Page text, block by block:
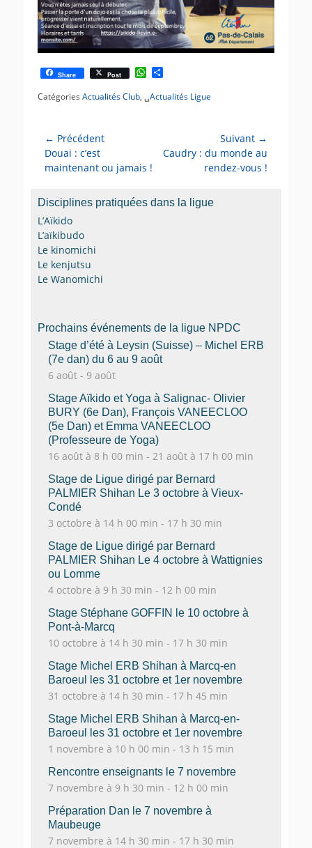
Share Post W
h
a
t
r
r
Catégories Actualités Club, ␣Actualités Ligue
Navigation
de
l’article
← Précédent
Article
précédent :
Douai : c’est
maintenant ou jamais !
Suivant →
Article
Caudry : du monde au
rendez-vous !
Disciplines pratiquées dans la ligue
L’Aïkido
L’aïkibudo
Le kinomichi
Le kenjutsu
Le Wanomichi
Prochains événements de la ligue NPDC
Stage d’été à Leysin (Suisse) – Michel ERB
(7e dan) du 6 au 9 août
6 août - 9 août
Stage Aïkido et Yoga à Salignac- Olivier
BURY (6e Dan), François VANEECLOO
(5e Dan) et Emma VANEECLOO
(Professeure de Yoga)
16 août à 8 h 00 min - 21 août à 17 h 00 min
Stage de Ligue dirigé par Bernard
PALMIER Shihan Le 3 octobre à Vieux-
Condé
3 octobre à 14 h 00 min - 17 h 30 min
Stage de Ligue dirigé par Bernard
PALMIER Shihan Le 4 octobre à Wattignies
ou Lomme
4 octobre à 9 h 30 min - 12 h 00 min
Stage Stéphane GOFFIN le 10 octobre à
Pont-à-Marcq
10 octobre à 14 h 30 min - 17 h 30 min
Stage Michel ERB Shihan à Marcq-en
Baroeul les 31 octobre et 1er novembre
31 octobre à 14 h 30 min - 17 h 45 min
Stage Michel ERB Shihan à Marcq-en-
Baroeul les 31 octobre et 1er novembre
1 novembre à 10 h 00 min - 13 h 15 min
Rencontre enseignants le 7 novembre
7 novembre à 9 h 30 min - 12 h 00 min
Préparation Dan le 7 novembre à
Maubeuge
7 novembre à 14 h 30 min - 17 h 30 min